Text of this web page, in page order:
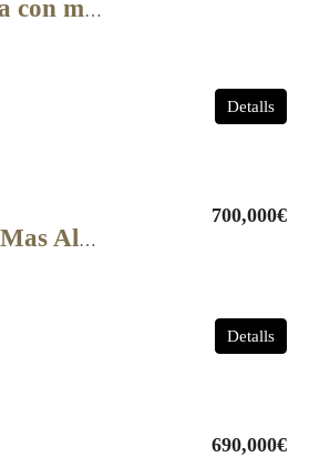
Casa pareada en Levantina con magnificas vistas al mar y a Sitges – 11409
Detalls
Casa Pareada obra nueva Mas Alba – 10730
700,000€
Detalls
690,000€